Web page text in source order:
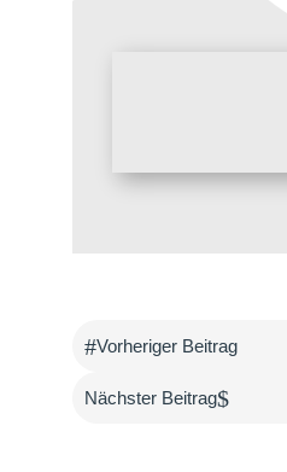
#Vorheriger Beitrag
Nächster Beitrag$